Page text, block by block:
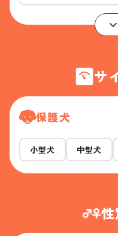
サ
保護犬
小型犬 中型犬